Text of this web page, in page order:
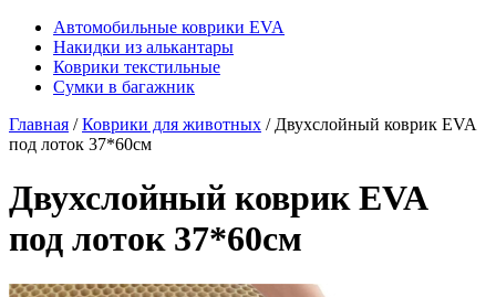
Автомобильные коврики EVA
Накидки из алькантары
Коврики текстильные
Сумки в багажник
Главная /Коврики для животных / Двухслойный коврик EVA
под лоток 37*60см
Двухслойный коврик EVA
под лоток 37*60см